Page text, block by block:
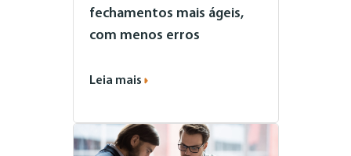
fechamentos mais ágeis,
com menos erros
Leia mais